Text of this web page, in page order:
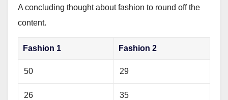
A concluding thought about fashion to round off the
content.
Fashion 1 Fashion 2
50 29
26 35